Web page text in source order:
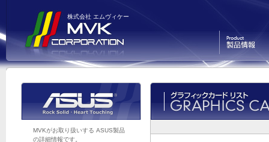
株式会社 エムヴィケー
MVKがお取り扱いする ASUS製品
の詳細情報です。